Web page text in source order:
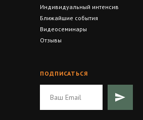
Индивидуальный интенсив
Ближайшие события
Видеосеминары
Отзывы
ПОДПИСАТЬСЯ